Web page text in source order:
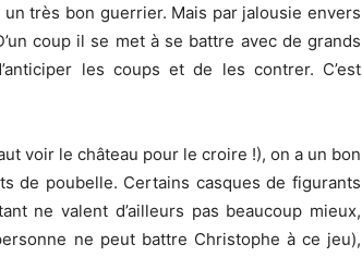
très bon guerrier. Mais par jalousie envers
coup il se met à se battre avec de grands
les coups et de les contrer. C’est
voir le château pour le croire !), on a un bon
de poubelle. Certains casques de figurants
ne valent d’ailleurs pas beaucoup mieux,
ne peut battre Christophe à ce jeu),